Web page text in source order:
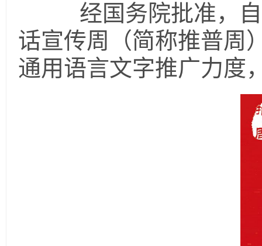
经国务院批准，自
话宣传周（简称推普周
通用语言文字推广力度